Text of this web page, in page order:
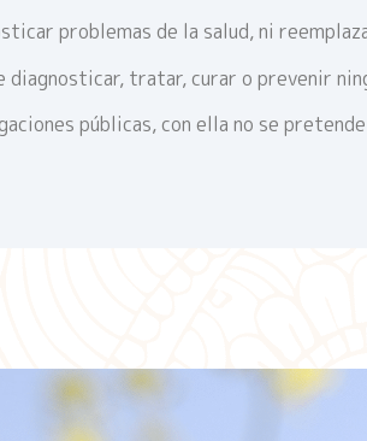
problemas de la salud, ni
tratar, curar o prevenir
públicas, con ella no se